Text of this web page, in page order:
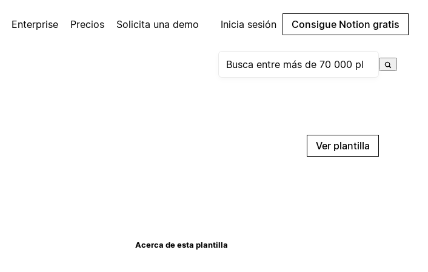
Enterprise Precios Solicita una demo Inicia sesión Consigue Notion gratis
Ver plantilla
Acerca de esta plantilla